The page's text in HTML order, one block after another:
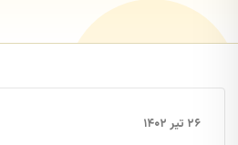
۲۶ تیر ۱۴۰۲